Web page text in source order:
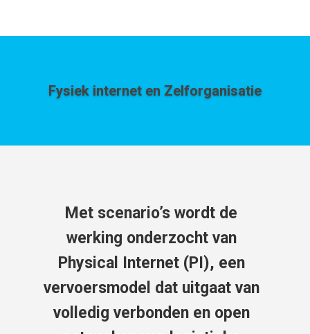
Fysiek internet en Zelforganisatie
Met scenario’s wordt de
werking onderzocht van
Physical Internet (PI), een
vervoersmodel dat uitgaat van
volledig verbonden en open